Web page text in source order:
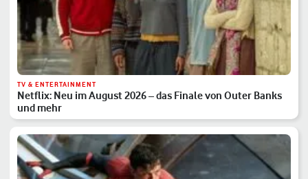
TV & ENTERTAINMENT
Netflix: Neu im August 2026 – das Finale von Outer Banks
und mehr